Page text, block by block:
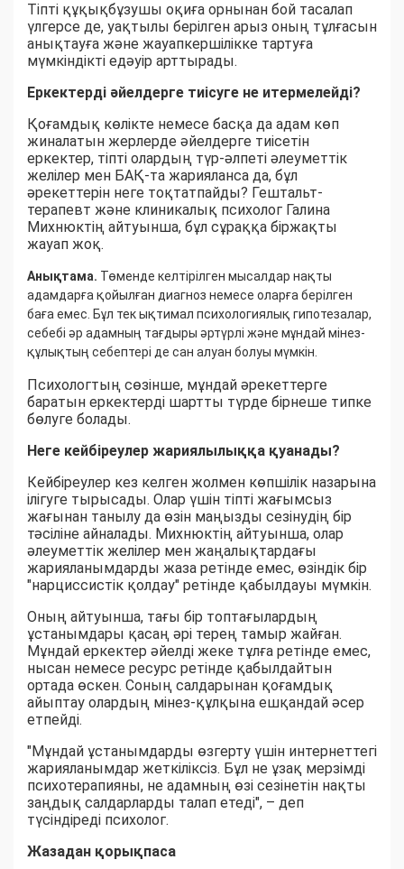
Тіпті құқықбұзушы оқиға орнынан бой тасалап
үлгерсе де, уақтылы берілген арыз оның тұлғасын
анықтауға және жауапкершілікке тартуға
мүмкіндікті едәуір арттырады.
Еркектерді әйелдерге тиісуге не итермелейді?
Қоғамдық көлікте немесе басқа да адам көп
жиналатын жерлерде әйелдерге тиісетін
еркектер, тіпті олардың түр-әлпеті әлеуметтік
желілер мен БАҚ-та жарияланса да, бұл
әрекеттерін неге тоқтатпайды? Гештальт-
терапевт және клиникалық психолог Галина
Михнюктің айтуынша, бұл сұраққа біржақты
жауап жоқ.
Анықтама. Төменде келтірілген мысалдар нақты
адамдарға қойылған диагноз немесе оларға берілген
баға емес. Бұл тек ықтимал психологиялық гипотезалар,
себебі әр адамның тағдыры әртүрлі және мұндай мінез-
құлықтың себептері де сан алуан болуы мүмкін.
Психологтың сөзінше, мұндай әрекеттерге
баратын еркектерді шартты түрде бірнеше типке
бөлуге болады.
Неге кейбіреулер жариялылыққа қуанады?
Кейбіреулер кез келген жолмен көпшілік назарына
ілігуге тырысады. Олар үшін тіпті жағымсыз
жағынан танылу да өзін маңызды сезінудің бір
тәсіліне айналады. Михнюктің айтуынша, олар
әлеуметтік желілер мен жаңалықтардағы
жарияланымдарды жаза ретінде емес, өзіндік бір
"нарциссистік қолдау" ретінде қабылдауы мүмкін.
Оның айтуынша, тағы бір топтағылардың
ұстанымдары қасаң әрі терең тамыр жайған.
Мұндай еркектер әйелді жеке тұлға ретінде емес,
нысан немесе ресурс ретінде қабылдайтын
ортада өскен. Соның салдарынан қоғамдық
айыптау олардың мінез-құлқына ешқандай әсер
етпейді.
"Мұндай ұстанымдарды өзгерту үшін интернеттегі
жарияланымдар жеткіліксіз. Бұл не ұзақ мерзімді
психотерапияны, не адамның өзі сезінетін нақты
заңдық салдарларды талап етеді", – деп
түсіндіреді психолог.
Жазадан қорықпаса